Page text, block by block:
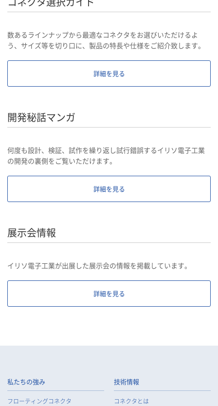
コネクタ選択ガイド
数あるラインナップから最適なコネクタをお選びいただけるよ
う、サイズ等を切り口に、製品の特長や仕様をご紹介致します。
詳細を見る
開発秘話マンガ
何度も設計、検証、試作を繰り返し試行錯誤するイリソ電子工業
の開発の裏側をご覧いただけます。
詳細を見る
展示会情報
イリソ電子工業が出展した展示会の情報を掲載しています。
詳細を見る
私たちの強み
フローティングコネクタ
技術情報
コネクタとは